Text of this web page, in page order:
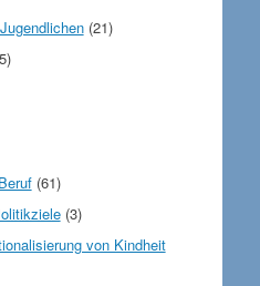
(21)
(61)
(3)
von Kindheit